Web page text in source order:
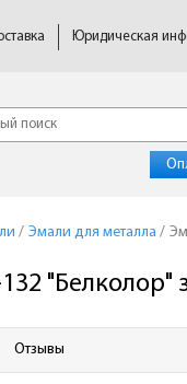
Юридическая
/ Эмали для металла /
"Белколор"
Отзывы